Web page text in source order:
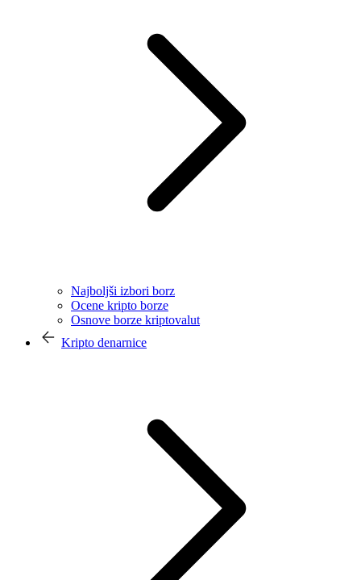
Najboljši izbori borz
Ocene kripto borze
Osnove borze kriptovalut
Kripto denarnice